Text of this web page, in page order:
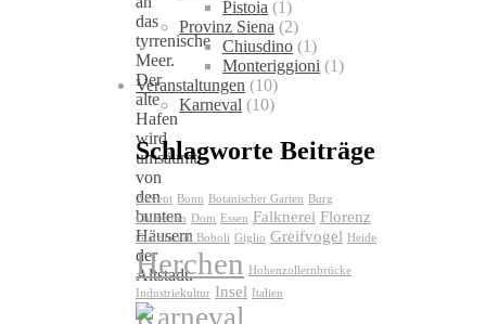
das
tyrrenische
Meer.
Der
alte
Hafen
wird
umsäumt
von
den
bunten
Häusern
der
Altstadt.
Pistoia (1)
Provinz Siena (2)
Chiusdino (1)
Monteriggioni (1)
Veranstaltungen (10)
Karneval (10)
Schlagworte Beiträge
Advent Bonn Botanischer Garten Burg
Chiusdino Dom Essen Falknerei Florenz
Giardino di Boboli Giglio Greifvogel Heide
Herchen Hohenzollernbrücke
Industriekultur Insel Italien
Karneval